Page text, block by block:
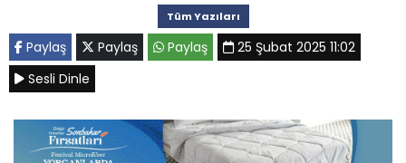
Tüm Yazıları
Paylaş Paylaş Paylaş
25 Şubat 2025 11:02
Sesli Dinle